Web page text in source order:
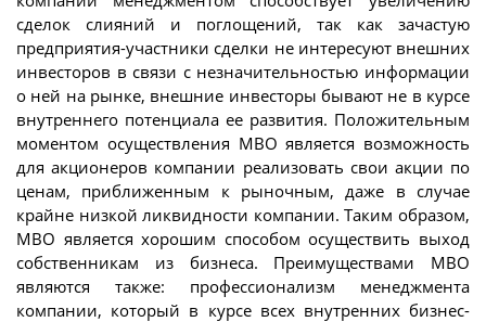
сделок слияний и поглощений, так как зачастую
предприятия-участники сделки не интересуют внешних
инвесторов в связи с незначительностью информации
о ней на рынке, внешние инвесторы бывают не в курсе
внутреннего потенциала ее развития. Положительным
моментом осуществления МВО является возможность
для акционеров компании реализовать свои акции по
ценам, приближенным к рыночным, даже в случае
крайне низкой ликвидности компании. Таким образом,
МВО является хорошим способом осуществить выход
собственникам из бизнеса. Преимуществами МВО
являются также: профессионализм менеджмента
компании, который в курсе всех внутренних бизнес-